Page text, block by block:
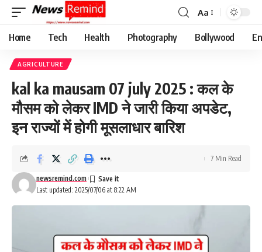
Font
Resizer
Aa
Home Tech Health Photography Bollywood
AGRICULTURE
kal ka mausam 07 july 2025 : कल के
मौसम को लेकर IMD ने जारी किया अपडेट,
इन राज्यों में होगी मूसलाधार बारिश
Last updated: 2025/07/06 at 8:22 AM
newsremind.com
7 Min Read